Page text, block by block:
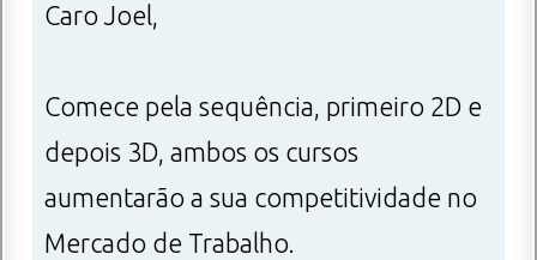
Caro Joel,
Comece pela sequência, primeiro 2D e
depois 3D, ambos os cursos
aumentarão a sua competitividade no
Mercado de Trabalho.